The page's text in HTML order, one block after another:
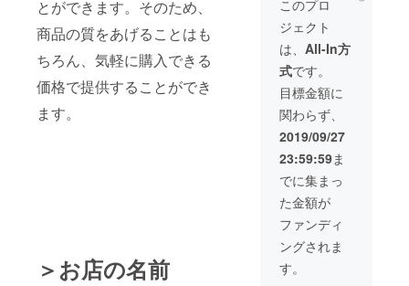
とができます。そのため、
商品の質をあげることはも
ちろん、気軽に購入できる
価格で提供することができ
ます。
＞お店の名前
ま
す。」
の名
前・
ネーム
を備考
欄に10
文字以
内で記
入して
くださ
い。
時、必
ず備考
希望のT
シャツ
の種類
を①〜
④から
頂いた
上、サ
色を備
考欄に
くださ
をキッ
チン
カーに
載せま
す
（大）
⑦感謝
祭に招
キッチ
ンカー
の1日店
長 ◇詳
しくは
本文中
の《リ
カー
セット
③ポテ
ト/ドリ
ンク引
換券×10
④沖縄
で捕獲
した
「サメ
の歯
ネック
レス」
⑤オリ
ジナルT
シャツ
＆ オリ
このプロ
ジェクト
は、 All-In方
式です。
目標金額に
関わらず、
2019/09/27
23:59:59ま
でに集まっ
た金額が
ファンディ
ングされま
す。